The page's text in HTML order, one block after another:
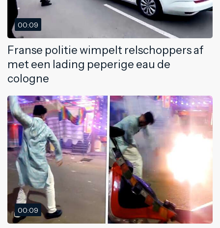
00:09
Franse politie wimpelt relschoppers af
met een lading peperige eau de
cologne
00:09